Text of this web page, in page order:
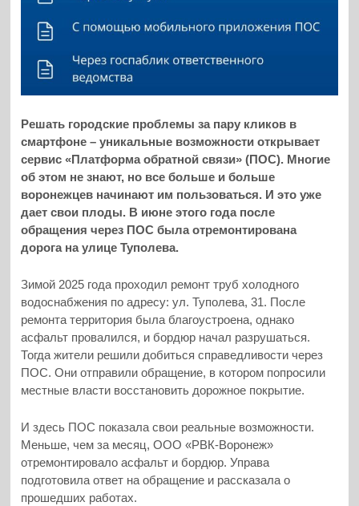
Решать городские проблемы за пару кликов в
смартфоне – уникальные возможности открывает
сервис «Платформа обратной связи» (ПОС). Многие
об этом не знают, но все больше и больше
воронежцев начинают им пользоваться. И это уже
дает свои плоды. В июне этого года после
обращения через ПОС была отремонтирована
дорога на улице Туполева.
Зимой 2025 года проходил ремонт труб холодного
водоснабжения по адресу: ул. Туполева, 31. После
ремонта территория была благоустроена, однако
асфальт провалился, и бордюр начал разрушаться.
Тогда жители решили добиться справедливости через
ПОС. Они отправили обращение, в котором попросили
местные власти восстановить дорожное покрытие.
И здесь ПОС показала свои реальные возможности.
Меньше, чем за месяц, ООО «РВК-Воронеж»
отремонтировало асфальт и бордюр. Управа
подготовила ответ на обращение и рассказала о
прошедших работах.